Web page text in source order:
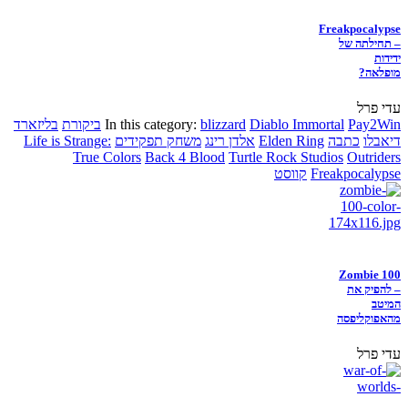
Freakpocalypse
– תחילתה של
ידידות
מופלאה?
עדי פרל
In this category: blizzard Diablo Immortal Pay2Win ביקורת בליזארד
דיאבלו כתבה Elden Ring אלדן רינג משחק תפקידים Life is Strange:
True Colors Back 4 Blood Turtle Rock Studios Outriders
Freakpocalypse קווסט
Zombie 100
– להפיק את
המיטב
מהאפוקליפסה
עדי פרל